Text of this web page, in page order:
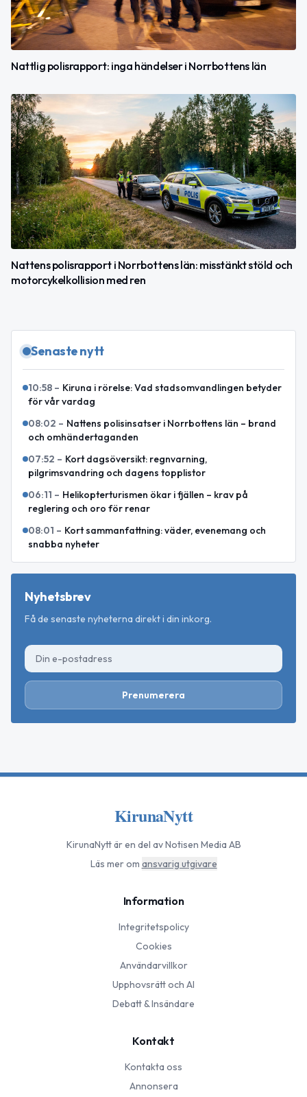
Nattlig polisrapport: inga händelser i Norrbottens län
Nattens polisrapport i Norrbottens län: misstänkt stöld och
motorcykelkollision med ren
Senaste nytt
10:58 – Kiruna i rörelse: Vad stadsomvandlingen betyder
för vår vardag
08:02 – Nattens polisinsatser i Norrbottens län – brand
och omhändertaganden
07:52 – Kort dagsöversikt: regnvarning,
pilgrimsvandring och dagens topplistor
06:11 – Helikopterturismen ökar i fjällen – krav på
reglering och oro för renar
08:01 – Kort sammanfattning: väder, evenemang och
snabba nyheter
Nyhetsbrev
Få de senaste nyheterna direkt i din inkorg.
Prenumerera
KirunaNytt
KirunaNyttär en del av Notisen Media AB
Läs mer om ansvarig utgivare
Information
Integritetspolicy
Cookies
Användarvillkor
Upphovsrätt och AI
Debatt & Insändare
Kontakt
Kontakta oss
Annonsera